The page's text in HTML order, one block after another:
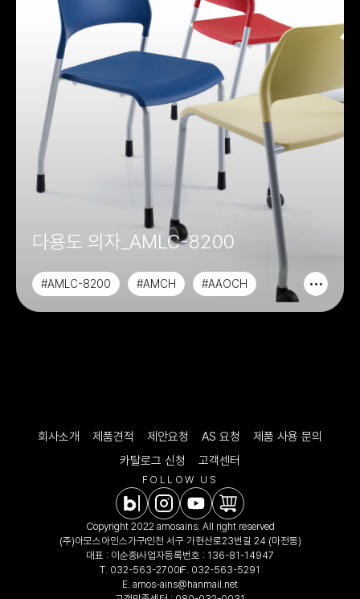
다용도 의자_AMLC-8200
#AMLC-8200 #AMCH
#AAOCH
회사소개 제품견적 제안요청 AS 요청
제품 사용 문의
카탈로그 신청
고객센터
FOLLOW US
Copyright 2022 amosains. All right reserved
(주)아모스아인스가구인천 서구 가현산로23번길 24 (마전동)
대표 : 이순종사업자등록번호 : 136-81-14947
T. 032-563-2700 F. 032-563-5291
E. amos-ains@hanmail.net